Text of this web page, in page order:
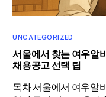
UNCATEGORIZED
서울에서 찾는 여우알
채용공고 선택 팁
목차 서울에서 여우알